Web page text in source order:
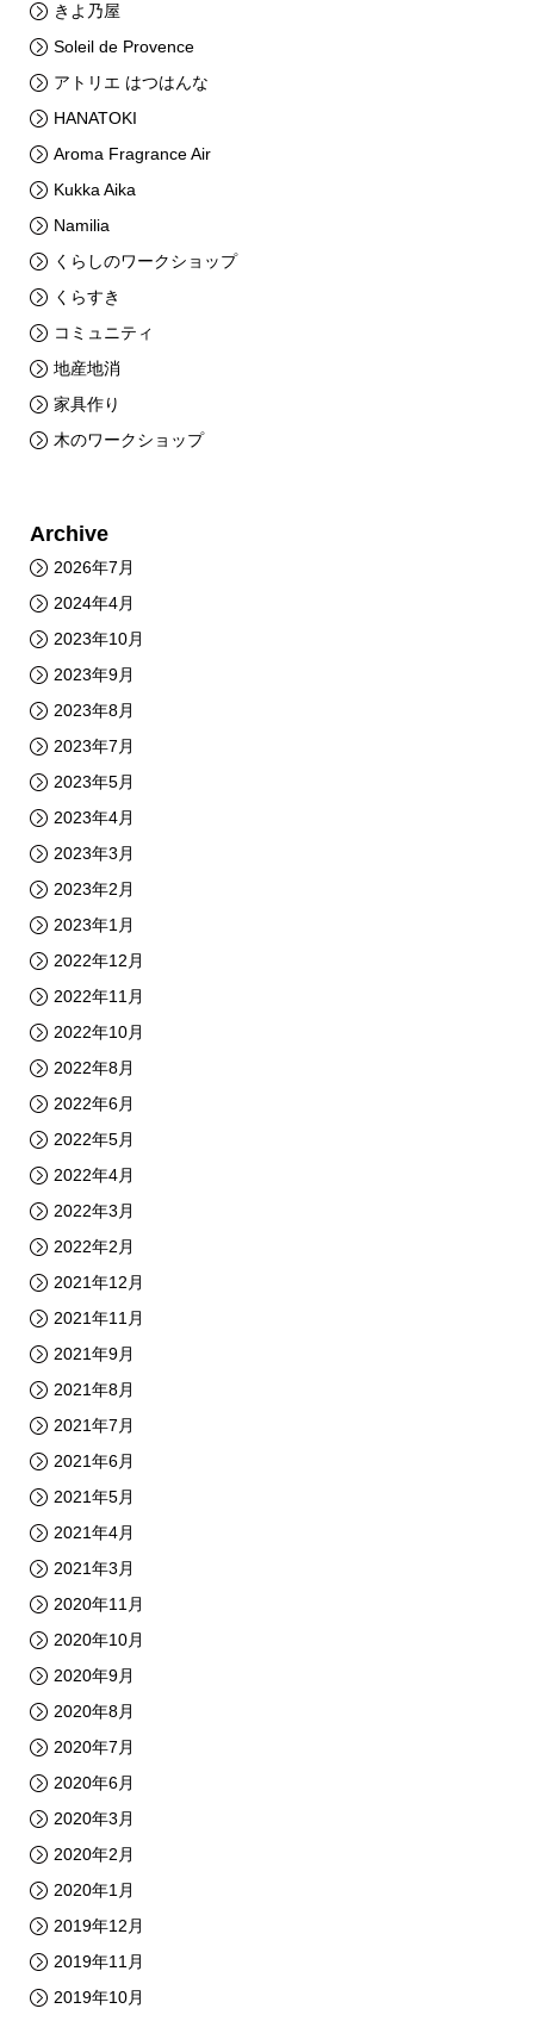
きよ乃屋
Soleil de Provence
アトリエ はつはんな
HANATOKI
Aroma Fragrance Air
Kukka Aika
Namilia
くらしのワークショップ
くらすき
コミュニティ
地産地消
家具作り
木のワークショップ
Archive
2026年7月
2024年4月
2023年10月
2023年9月
2023年8月
2023年7月
2023年5月
2023年4月
2023年3月
2023年2月
2023年1月
2022年12月
2022年11月
2022年10月
2022年8月
2022年6月
2022年5月
2022年4月
2022年3月
2022年2月
2021年12月
2021年11月
2021年9月
2021年8月
2021年7月
2021年6月
2021年5月
2021年4月
2021年3月
2020年11月
2020年10月
2020年9月
2020年8月
2020年7月
2020年6月
2020年3月
2020年2月
2020年1月
2019年12月
2019年11月
2019年10月